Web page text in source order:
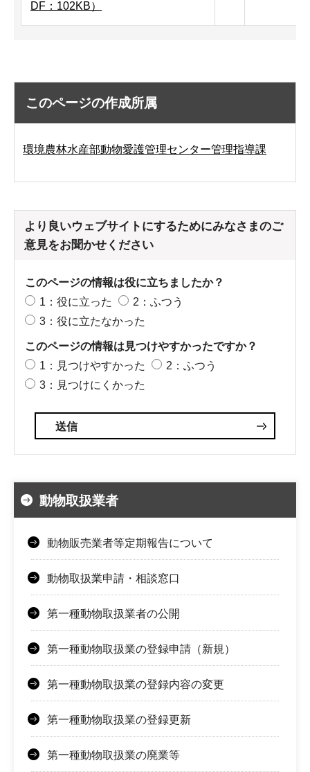
DF：102KB）
このページの作成所属
環境農林水産部動物愛護管理センター管理指導課
より良いウェブサイトにするためにみなさまのご
意見をお聞かせください
このページの情報は役に立ちましたか？
1：役に立った
2：ふつう
3：役に立たなかった
このページの情報は見つけやすかったですか？
1：見つけやすかった
2：ふつう
3：見つけにくかった
動物取扱業者
動物販売業者等定期報告について
動物取扱業申請・相談窓口
第一種動物取扱業者の公開
第一種動物取扱業の登録申請（新規）
第一種動物取扱業の登録内容の変更
第一種動物取扱業の登録更新
第一種動物取扱業の廃業等